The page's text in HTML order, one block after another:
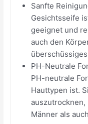
Sanfte
Gesichtsseife
geeignet und
auch den
PH-Neutrale
PH-neutrale
Hauttypen ist.
Männer als